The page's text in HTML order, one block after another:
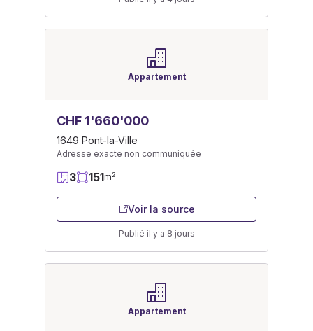
Appartement
CHF 1'660'000
1649 Pont-la-Ville
Adresse exacte non communiquée
3 151m2
Voir la source
Publié il y a 8 jours
Appartement